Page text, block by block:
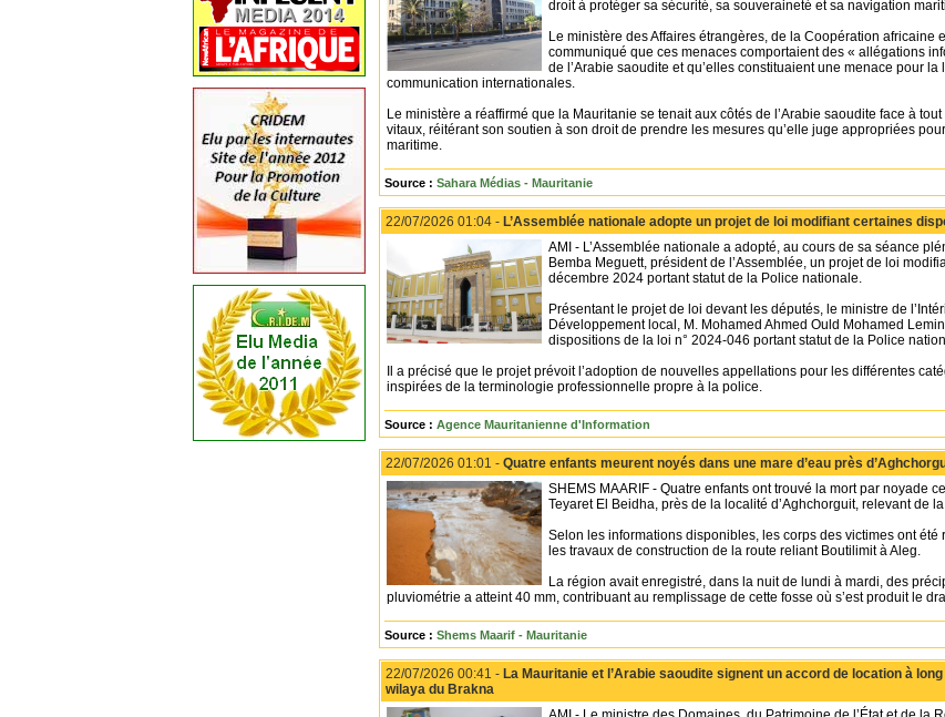
droit à protéger sa sécurité, sa souveraineté et sa navigation
Le ministère des Affaires étrangères, de la Coopération africaine
communiqué que ces menaces comportaient des « allégations
de l’Arabie saoudite et qu’elles constituaient une menace pour
communication internationales.
Le ministère a réaffirmé que la Mauritanie se tenait aux côtés de l’Arabie saoudite face à
vitaux, réitérant son soutien à son droit de prendre les mesures qu’elle juge appropriées
maritime.
Source : Sahara Médias - Mauritanie
22/07/2026 01:04 - L’Assemblée nationale adopte un projet de loi modifiant certaines
AMI - L’Assemblée nationale a adopté, au cours de sa séance
Bemba Meguett, président de l’Assemblée, un projet de loi
décembre 2024 portant statut de la Police nationale.
Présentant le projet de loi devant les députés, le ministre de
Développement local, M. Mohamed Ahmed Ould Mohamed
dispositions de la loi n° 2024-046 portant statut de la Police
Il a précisé que le projet prévoit l’adoption de nouvelles appellations pour les différentes
inspirées de la terminologie professionnelle propre à la police.
Source : Agence Mauritanienne d'Information
22/07/2026 01:01 - Quatre enfants meurent noyés dans une mare d’eau près
SHEMS MAARIF - Quatre enfants ont trouvé la mort par noyade
Teyaret El Beidha, près de la localité d’Aghchorguit, relevant de
Selon les informations disponibles, les corps des victimes ont
les travaux de construction de la route reliant Boutilimit à Aleg.
La région avait enregistré, dans la nuit de lundi à mardi, des
pluviométrie a atteint 40 mm, contribuant au remplissage de cette fosse où s’est produit le
Source : Shems Maarif - Mauritanie
22/07/2026 00:41 - La Mauritanie et l’Arabie saoudite signent un accord de location à
wilaya du Brakna